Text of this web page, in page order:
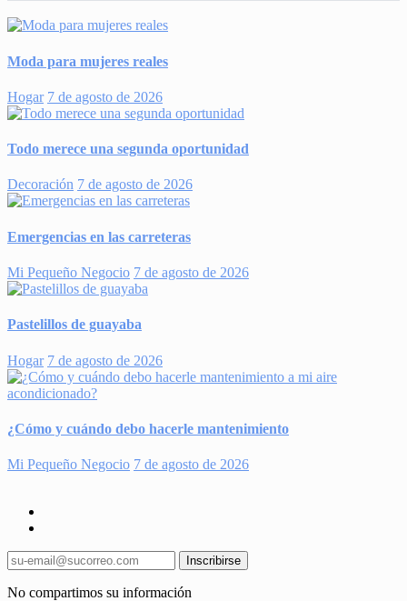
Moda para mujeres reales
Hogar 7 de agosto de 2026
Todo merece una segunda oportunidad
Decoración 7 de agosto de 2026
Emergencias en las carreteras
Mi Pequeño Negocio 7 de agosto de 2026
Pastelillos de guayaba
Hogar 7 de agosto de 2026
¿Cómo y cuándo debo hacerle mantenimiento
Mi Pequeño Negocio 7 de agosto de 2026
Inscribirse
No compartimos su información